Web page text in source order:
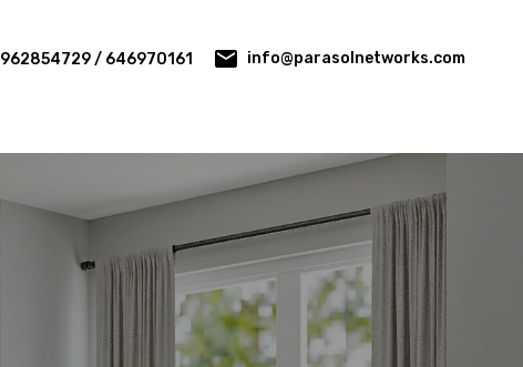
962854729 / 646970161 info@parasolnetworks.com